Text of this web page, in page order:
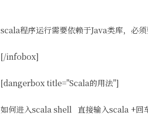
scala程序运行需要依赖于Java类库，必
[/infobox]
[dangerbox title="Scala的用法"]
如何进入scala shell 直接输入scala +回